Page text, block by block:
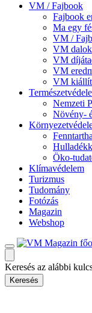
VM / Fajbook
Fajbook
Ma egy
VM /
VM dalok
VM
VM
VM
Nemzeti
Növény-
Öko-
Klímavédelem
Turizmus
Tudomány
Fotózás
Magazin
Webshop
Keresés az alábbi